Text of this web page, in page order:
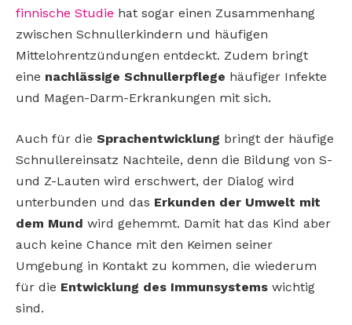
finnische Studie hat sogar einen Zusammenhang
zwischen Schnullerkindern und häufigen
Mittelohrentzündungen entdeckt. Zudem bringt
eine nachlässige Schnullerpflege häufiger Infekte
und Magen-Darm-Erkrankungen mit sich.
Auch für die Sprachentwicklung bringt der häufige
Schnullereinsatz Nachteile, denn die Bildung von S-
und Z-Lauten wird erschwert, der Dialog wird
unterbunden und das Erkunden der Umwelt mit
dem Mund wird gehemmt. Damit hat das Kind aber
auch keine Chance mit den Keimen seiner
Umgebung in Kontakt zu kommen, die wiederum
für die Entwicklung des Immunsystems wichtig
sind.